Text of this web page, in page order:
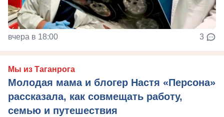
вчера в 18:00 3
Мы из Таганрога
Молодая мама и блогер Настя «Персона»
рассказала, как совмещать работу,
семью и путешествия